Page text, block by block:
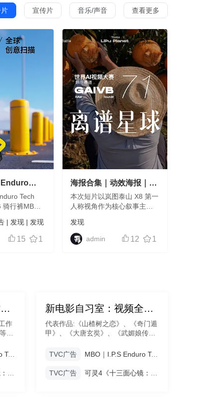
查看更多
片 宣传片 音乐/声音
Enduro
CG 骑
Tech
行裤MBO
裤MBO｜
Bib Shorts
| 发现| 发现
15 1
海报合集｜动效海报｜
MG动画
本次短片以岚图泰山 X8 第一
人称视角作为核心叙事主
的功能讲解模式，用拟人化
旁白，赋予车辆温度与人格
感，从生活化视角切入，叙
发现
admin 12 1
期
张艺谋、徐克合作美术师-带你用美术为画面加分
作
知
美MBO｜I.P.S Enduro Tech Bib Shorts CG 骑行裤
可灵4《十三面心镜：与万物温柔相见的自己》
专题期数 ： 001期
新电影自习室：视频全能创作人必修课
代表作品:《山楂树之恋》、《奇门遁
甲》、《大唐玄奘》、《武媚娘传
奇》、《十面埋伏》、《英雄》等
TVC广告 MBO｜I.P.S Enduro Tech Bib Shorts CG 骑行裤
TVC广告 可灵4《十三面心镜：与万物温柔相见的自己》